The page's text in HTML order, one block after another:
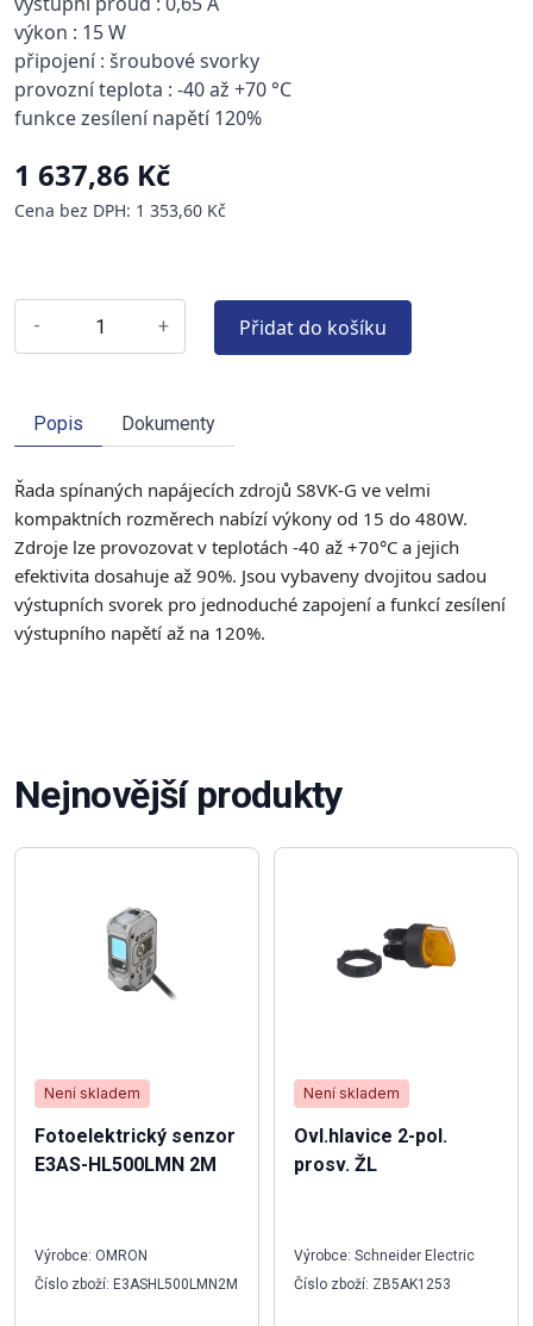
výkon : 15 W
připojení : šroubové svorky
provozní teplota : -40 až +70 °C
funkce zesílení napětí 120%
1 637,86 Kč
Cena bez DPH: 1 353,60 Kč
- + Přidat do košíku
Popis Dokumenty
Řada spínaných napájecích zdrojů S8VK-G ve velmi
kompaktních rozměrech nabízí výkony od 15 do 480W.
Zdroje lze provozovat v teplotách -40 až +70°C a jejich
efektivita dosahuje až 90%. Jsou vybaveny dvojitou sadou
výstupních svorek pro jednoduché zapojení a funkcí zesílení
výstupního napětí až na 120%.
Nejnovější produkty
Není skladem
Fotoelektrický senzor
E3AS-HL500LMN 2M
Výrobce: OMRON
Číslo zboží: E3ASHL500LMN2M
Není skladem
Ovl.hlavice 2-pol.
prosv. ŽL
Výrobce: Schneider Electric
Číslo zboží: ZB5AK1253